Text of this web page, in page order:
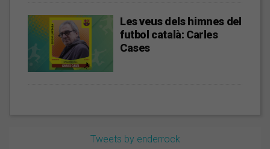
Les veus dels himnes del
futbol català: Carles
Cases
Tweets by enderrock